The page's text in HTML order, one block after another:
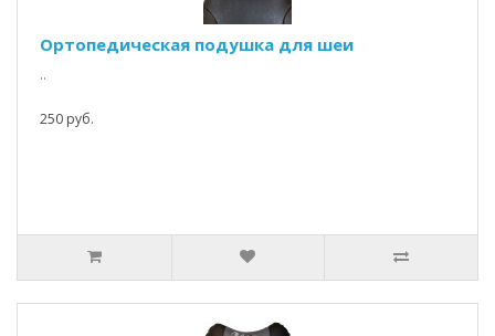
Ортопедическая подушка для шеи
..
250 руб.